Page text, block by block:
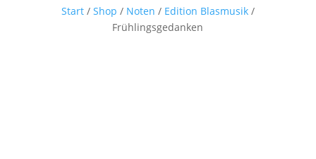
Start/ Shop / Noten / Edition Blasmusik/
Frühlingsgedanken